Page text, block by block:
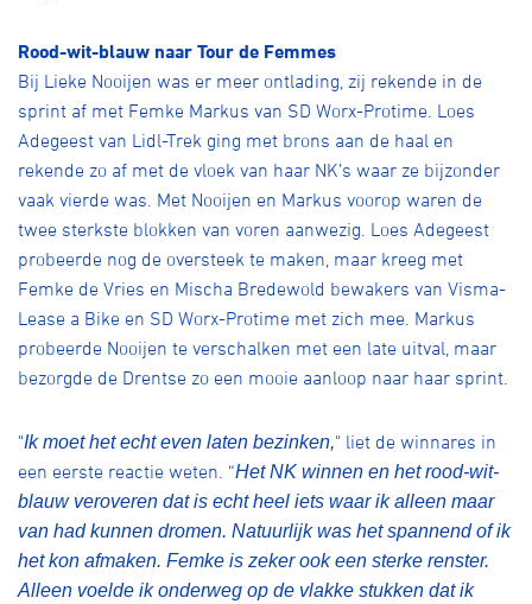
Rood-wit-blauw naar Tour de Femmes
Bij Lieke Nooijen was er meer ontlading, zij rekende in de
sprint af met Femke Markus van SD Worx-Protime. Loes
Adegeest van Lidl-Trek ging met brons aan de haal en
rekende zo af met de vloek van haar NK’s waar ze bijzonder
vaak vierde was. Met Nooijen en Markus voorop waren de
twee sterkste blokken van voren aanwezig. Loes Adegeest
probeerde nog de oversteek te maken, maar kreeg met
Femke de Vries en Mischa Bredewold bewakers van Visma-
Lease a Bike en SD Worx-Protime met zich mee. Markus
probeerde Nooijen te verschalken met een late uitval, maar
bezorgde de Drentse zo een mooie aanloop naar haar sprint.
"Ik moet het echt even laten bezinken," liet de winnares in
een eerste reactie weten. “Het NK winnen en het rood-wit-
blauw veroveren dat is echt heel iets waar ik alleen maar
van had kunnen dromen. Natuurlijk was het spannend of ik
het kon afmaken. Femke is zeker ook een sterke renster.
Alleen voelde ik onderweg op de vlakke stukken dat ik